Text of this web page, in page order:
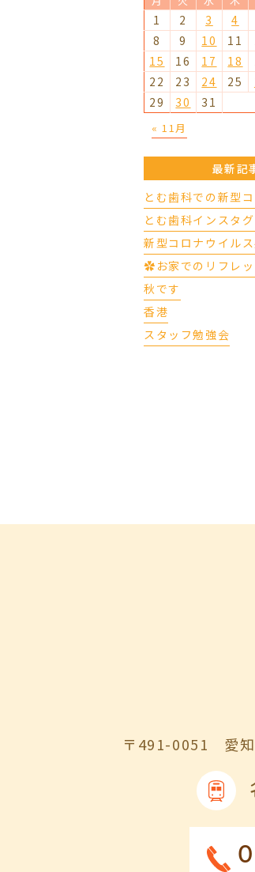
« 11月
1 2 3 4
8
9 10 11
15
16 17 18
22
23 24 25
29
30 31
最新記
✿お家でのリフレ
秋です
香港
スタッフ勉強会
〒491-0051 愛